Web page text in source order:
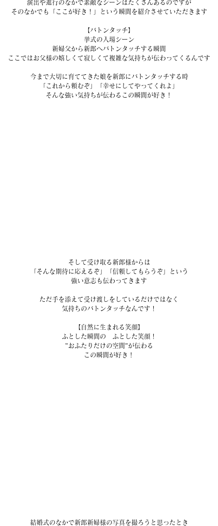
演出や進行のなかで素敵なシーンはたくさんあるのですが
そのなかでも「ここが好き！」という瞬間を紹介させていただきます
【バトンタッチ】
挙式の入場シーン
新婦父から新郎へバトンタッチする瞬間
ここではお父様の嬉しくて寂しくて複雑な気持ちが伝わってくるんです
今まで大切に育ててきた娘を新郎にバトンタッチする時
「これから頼むぞ」「幸せにしてやってくれよ」
そんな強い気持ちが伝わるこの瞬間が好き！
そして受け取る新郎様からは
「そんな期待に応えるぞ」「信頼してもらうぞ」という
強い意志も伝わってきます
ただ手を添えて受け渡しをしているだけではなく
気持ちのバトンタッチなんです！
【自然に生まれる笑顔】
ふとした瞬間の　ふとした笑顔！
‟おふたりだけの空間”が伝わる
この瞬間が好き！
結婚式のなかで新郎新婦様の写真を撮ろうと思ったとき